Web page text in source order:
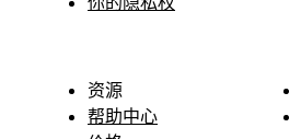
资源
帮助中心